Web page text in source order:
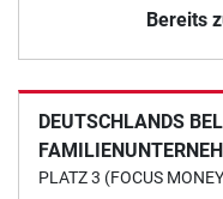
Bereits
DEUTSCHLANDS
PLATZ 3 (FOCUS